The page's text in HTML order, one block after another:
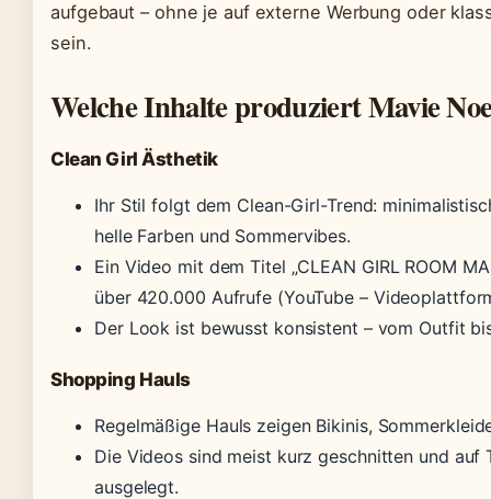
aufgebaut – ohne je auf externe Werbung oder
sein.
Welche Inhalte produziert Mavie
Clean Girl Ästhetik
Ihr Stil folgt dem Clean-Girl-Trend:
helle Farben und Sommervibes.
Ein Video mit dem Titel „CLEAN GIRL ROOM
über 420.000 Aufrufe (YouTube –
Der Look ist bewusst konsistent – vom Outfit
Shopping Hauls
Regelmäßige Hauls zeigen Bikinis,
Die Videos sind meist kurz geschnitten und auf
ausgelegt.